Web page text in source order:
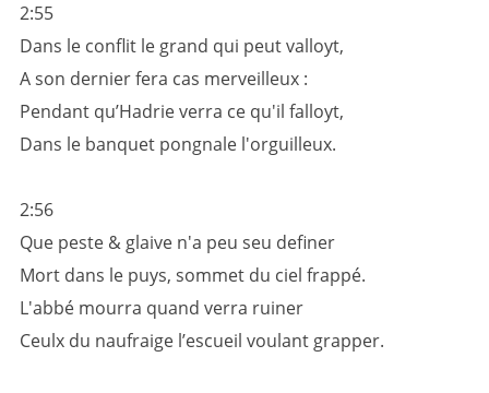
2:55
Dans le conflit le grand qui peut valloyt,
A son dernier fera cas merveilleux :
Pendant qu’Hadrie verra ce qu'il falloyt,
Dans le banquet pongnale l'orguilleux.
2:56
Que peste & glaive n'a peu seu definer
Mort dans le puys, sommet du ciel frappé.
L'abbé mourra quand verra ruiner
Ceulx du naufraige l’escueil voulant grapper.